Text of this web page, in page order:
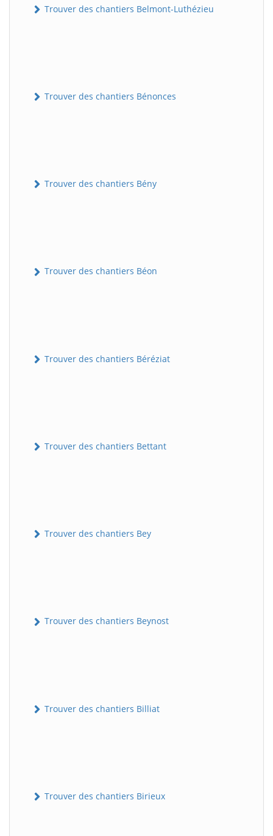
Trouver des chantiers Belmont-Luthézieu
Trouver des chantiers Bénonces
Trouver des chantiers Bény
Trouver des chantiers Béon
Trouver des chantiers Béréziat
Trouver des chantiers Bettant
Trouver des chantiers Bey
Trouver des chantiers Beynost
Trouver des chantiers Billiat
Trouver des chantiers Birieux